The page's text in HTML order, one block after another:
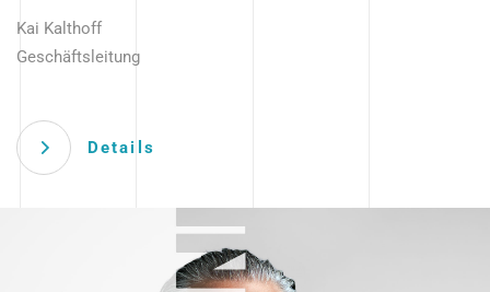
Kai Kalthoff
Geschäftsleitung
Details